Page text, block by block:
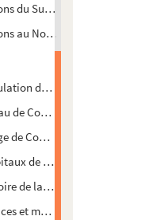
du Sud-ouest, et
au Nord-Ouest
de Compiègne.
de Compiègne.
de Compiègne.
de Compiègne
de la ville de Compiègne.
et monuments de la